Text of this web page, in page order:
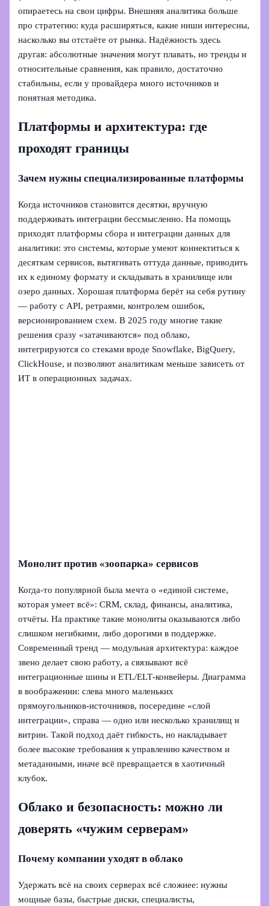
опираетесь на свои цифры. Внешняя аналитика больше
про стратегию: куда расширяться, какие ниши интересны,
насколько вы отстаёте от рынка. Надёжность здесь
другая: абсолютные значения могут плавать, но тренды и
относительные сравнения, как правило, достаточно
стабильны, если у провайдера много источников и
понятная методика.
Платформы и архитектура: где
проходят границы
Зачем нужны специализированные платформы
Когда источников становится десятки, вручную
поддерживать интеграции бессмысленно. На помощь
приходят платформы сбора и интеграции данных для
аналитики: это системы, которые умеют коннектиться к
десяткам сервисов, вытягивать оттуда данные, приводить
их к единому формату и складывать в хранилище или
озеро данных. Хорошая платформа берёт на себя рутину
— работу с API, ретраями, контролем ошибок,
версионированием схем. В 2025 году многие такие
решения сразу «затачиваются» под облако,
интегрируются со стеками вроде Snowflake, BigQuery,
ClickHouse, и позволяют аналитикам меньше зависеть от
ИТ в операционных задачах.
Монолит против «зоопарка» сервисов
Когда‑то популярной была мечта о «единой системе,
которая умеет всё»: CRM, склад, финансы, аналитика,
отчёты. На практике такие монолиты оказываются либо
слишком негибкими, либо дорогими в поддержке.
Современный тренд — модульная архитектура: каждое
звено делает свою работу, а связывают всё
интеграционные шины и ETL/ELT‑конвейеры. Диаграмма
в воображении: слева много маленьких
прямоугольников‑источников, посередине «слой
интеграции», справа — одно или несколько хранилищ и
витрин. Такой подход даёт гибкость, но накладывает
более высокие требования к управлению качеством и
метаданными, иначе всё превращается в хаотичный
клубок.
Облако и безопасность: можно ли
доверять «чужим серверам»
Почему компании уходят в облако
Удержать всё на своих серверах всё сложнее: нужны
мощные базы, быстрые диски, специалисты,